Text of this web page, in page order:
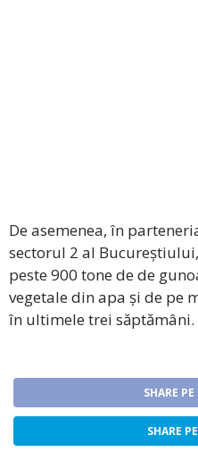
De asemenea, în
sectorul 2 al
peste 900 tone de de
vegetale din apa și de pe
în ultimele trei săptămâni.
SHARE
SHARE